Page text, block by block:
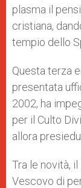
plasma il
cristiana,
tempio dello
Questa terza
presentata
2002, ha
per il Culto
allora
Tra le novità,
Vescovo di